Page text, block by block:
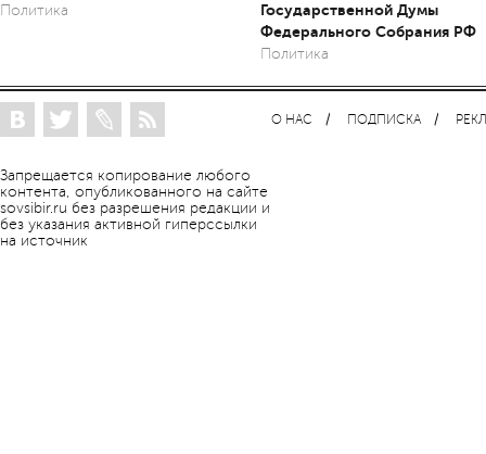
Политика
Государственной Думы
Федерального Собрания РФ
Политика
Запрещается копирование любого
контента, опубликованного на сайте
sovsibir.ru без разрешения редакции и
без указания активной гиперссылки
на источник
О НАС ПОДПИСКА